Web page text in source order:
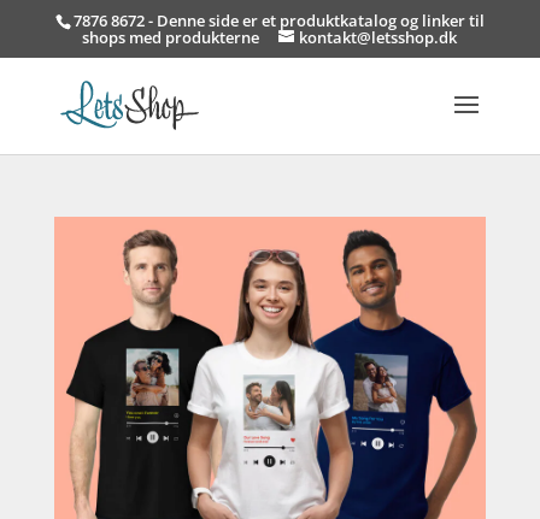
7876 8672 - Denne side er et produktkatalog og linker til
shops med produkterne kontakt@letsshop.dk